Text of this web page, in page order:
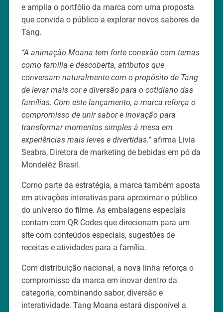
e amplia o portfólio da marca com uma proposta
que convida o público a explorar novos sabores de
Tang.
“A animação Moana tem forte conexão com temas
como família e descoberta, atributos que
conversam naturalmente com o propósito de Tang
de levar mais cor e diversão para o cotidiano das
famílias. Com este lançamento, a marca reforça o
compromisso de unir sabor e inovação para
transformar momentos simples à mesa em
experiências mais leves e divertidas.”afirma Livia
Seabra, Diretora de marketing de bebidas em pó da
Mondelēz Brasil.
Como parte da estratégia, a marca também aposta
em ativações interativas para aproximar o público
do universo do filme. As embalagens especiais
contam com QR Codes que direcionam para um
site com conteúdos especiais, sugestões de
receitas e atividades para a família.
Com distribuição nacional, a nova linha reforça o
compromisso da marca em inovar dentro da
categoria, combinando sabor, diversão e
interatividade. Tang Moana estará disponível a